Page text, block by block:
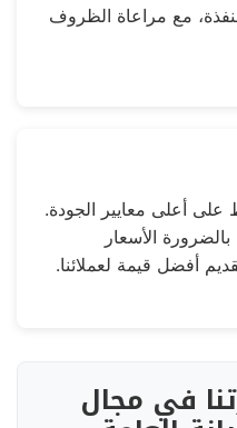
مع مراعاة الظروف
على أعلى معايير الجودة.
الأسعار
أفضل قيمة لعملائنا.
في مجال